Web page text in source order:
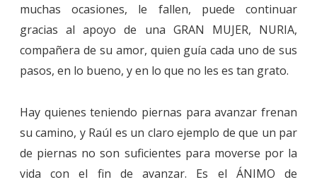
muchas ocasiones, le fallen, puede continuar
gracias al apoyo de una GRAN MUJER, NURIA,
compañera de su amor, quien guía cada uno de sus
pasos, en lo bueno, y en lo que no les es tan grato.
Hay quienes teniendo piernas para avanzar frenan
su camino, y Raúl es un claro ejemplo de que un par
de piernas no son suficientes para moverse por la
vida con el fin de avanzar. Es el ÁNIMO de